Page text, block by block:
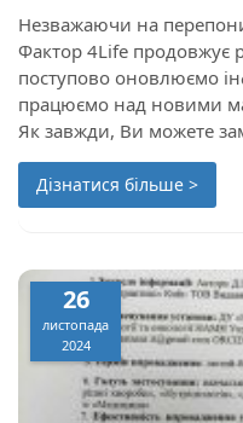
Незважаючи на
Фактор 4Life продовжує
поступово оновлюємо
працюємо над новими
Як завжди, Ви можете
продукцію 4Life з
покращувати свою
потрібен Трансфер
Дізнатися більше >
26
листопада
2024